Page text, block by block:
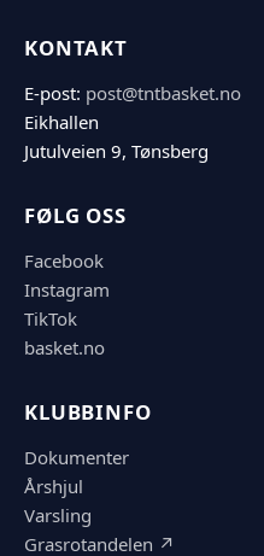
KONTAKT
E-post: post@tntbasket.no
Eikhallen
Jutulveien 9, Tønsberg
FØLG OSS
Facebook
Instagram
TikTok
basket.no
KLUBBINFO
Dokumenter
Årshjul
Varsling
Grasrotandelen ↗